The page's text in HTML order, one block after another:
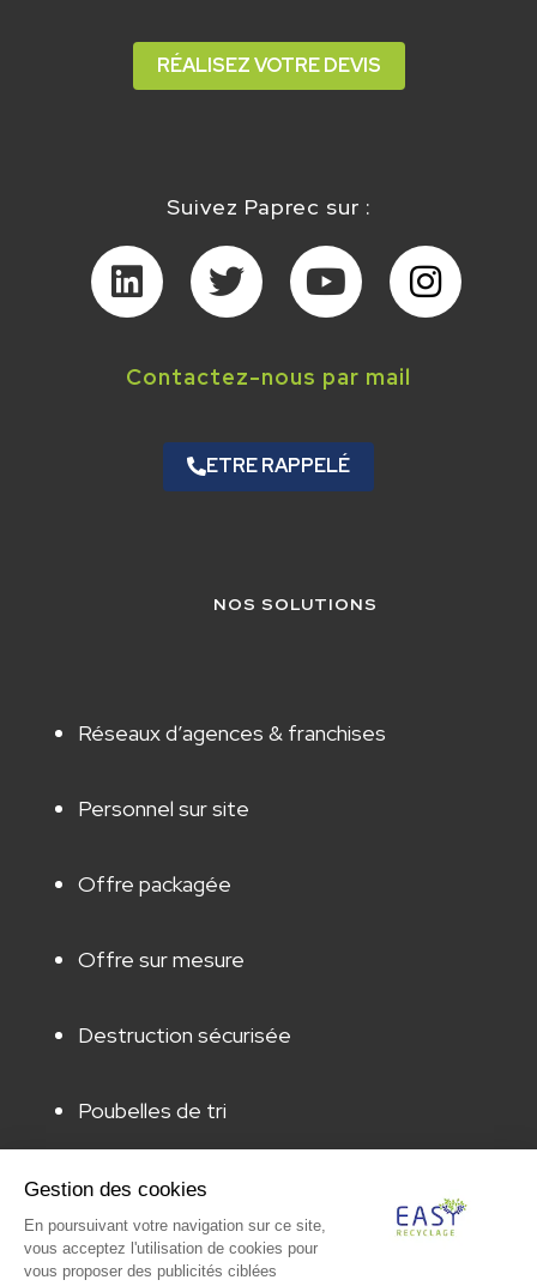
RÉALISEZ VOTRE DEVIS
Suivez Paprec sur :
Contactez-nous par mail
ETRE RAPPELÉ
NOS SOLUTIONS
Réseaux d’agences & franchises
Personnel sur site
Offre packagée
Offre sur mesure
Destruction sécurisée
Poubelles de tri
Animation & sensibilisation
Audit & caractérisation
Gestion des cookies
En poursuivant votre navigation sur ce site,
vous acceptez l'utilisation de cookies pour
vous proposer des publicités ciblées